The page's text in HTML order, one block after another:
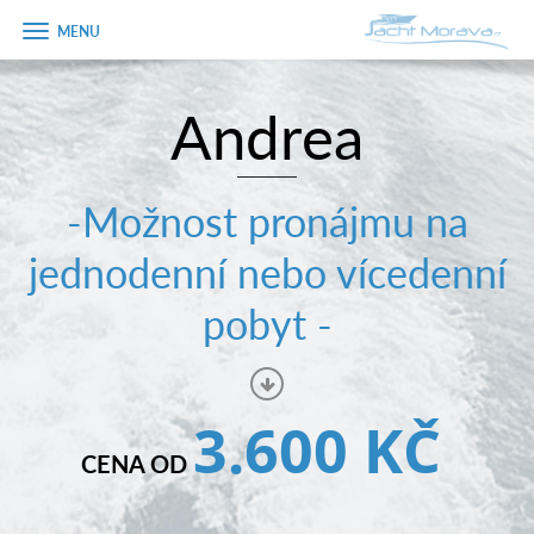
Úvodní strana
Pronájem a ceník
Plán plavby
Tipy na výlet
PRODEJ LODÍ
Zobrazit
menu
Andrea
-Možnost pronájmu na
jednodenní nebo vícedenní
pobyt -
CENA OD3.600 KČ